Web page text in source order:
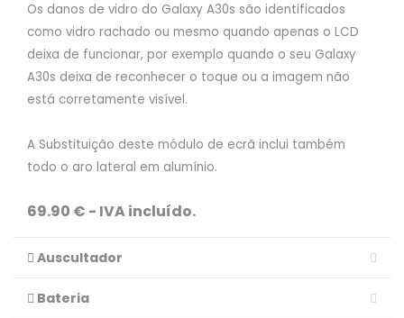
Os danos de vidro do Galaxy A30s são identificados
como vidro rachado ou mesmo quando apenas o LCD
deixa de funcionar, por exemplo quando o seu Galaxy
A30s deixa de reconhecer o toque ou a imagem não
está corretamente visível.
A Substituição deste módulo de ecrã inclui também
todo o aro lateral em alumínio.
69.90 € - IVA incluído.
Auscultador
Bateria